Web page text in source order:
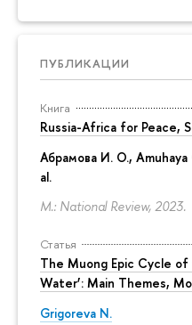
ПУБЛИКАЦИИ
Книга
Russia-Africa for Peace,
Абрамова И. О., Amuhaya
al.
M.: National Review, 2023.
Статья
The Muong Epic Cycle
Water’: Main Themes,
Grigoreva N.